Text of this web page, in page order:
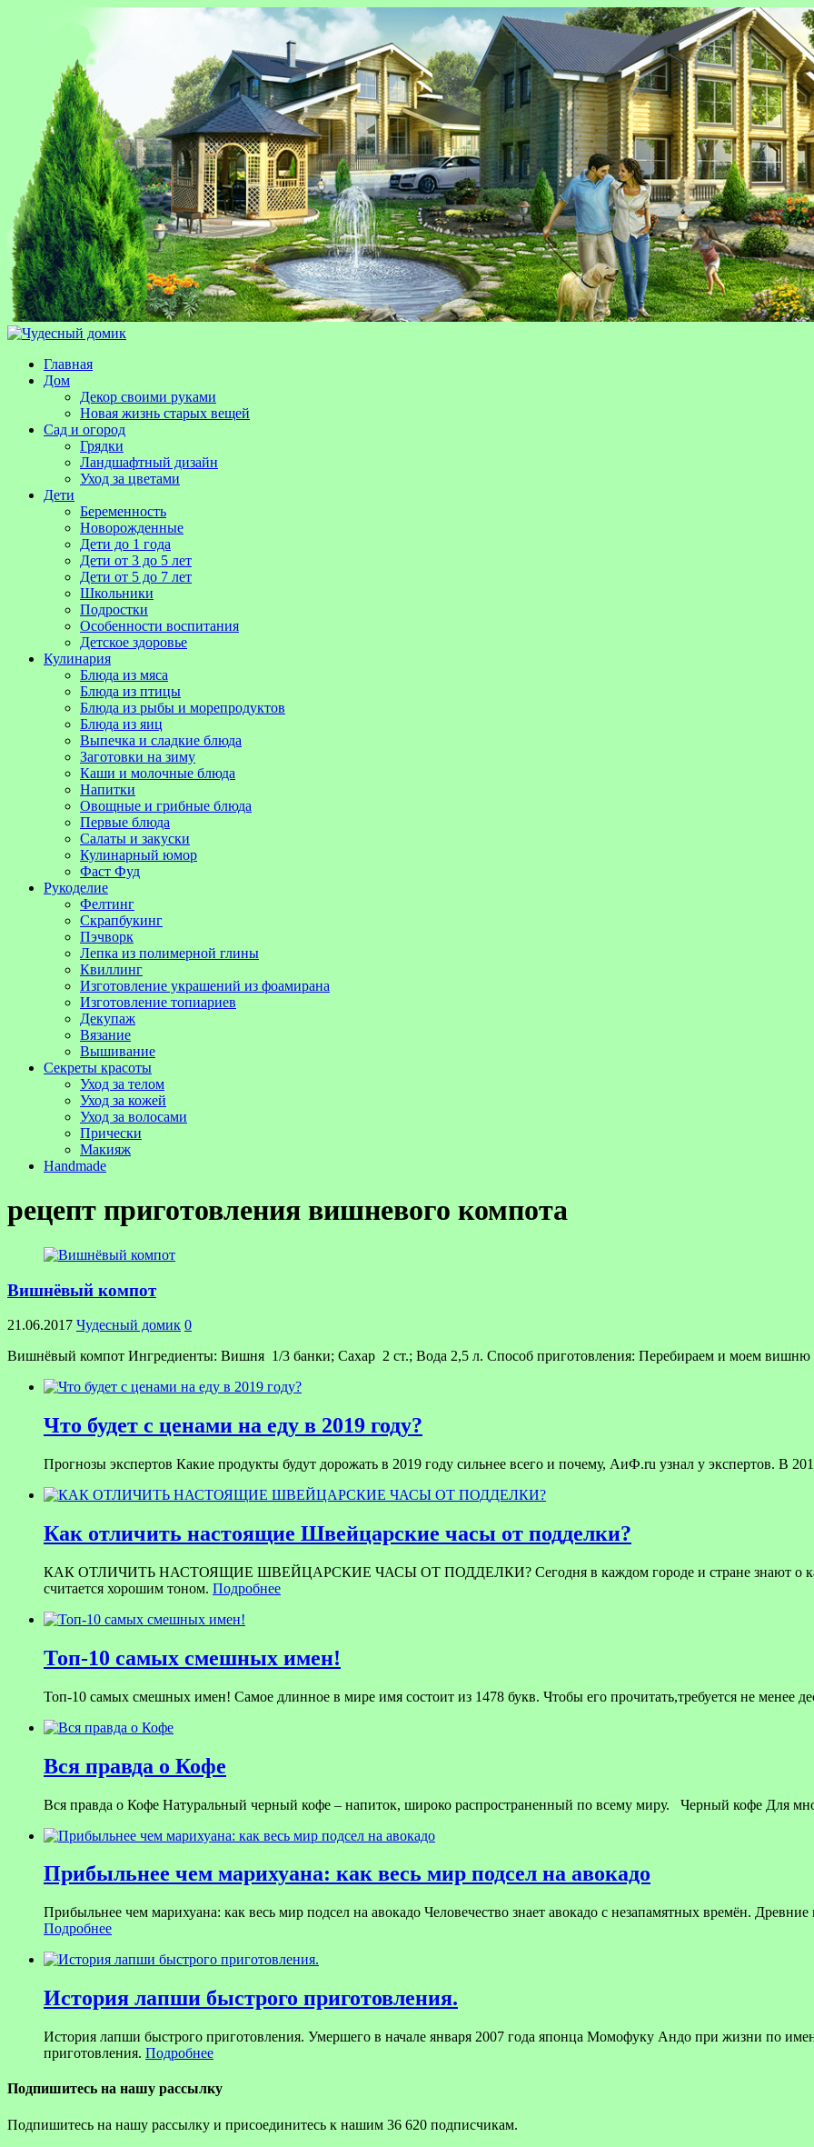
Главная
Дом
Декор своими руками
Новая жизнь старых вещей
Сад и огород
Грядки
Ландшафтный дизайн
Уход за цветами
Дети
Беременность
Новорожденные
Дети до 1 года
Дети от 3 до 5 лет
Дети от 5 до 7 лет
Школьники
Подростки
Особенности воспитания
Детское здоровье
Кулинария
Блюда из мяса
Блюда из птицы
Блюда из рыбы и морепродуктов
Блюда из яиц
Выпечка и сладкие блюда
Заготовки на зиму
Каши и молочные блюда
Напитки
Овощные и грибные блюда
Первые блюда
Салаты и закуски
Кулинарный юмор
Фаст Фуд
Рукоделие
Фелтинг
Скрапбукинг
Пэчворк
Лепка из полимерной глины
Квиллинг
Изготовление украшений из фоамирана
Изготовление топиариев
Декупаж
Вязание
Вышивание
Секреты красоты
Уход за телом
Уход за кожей
Уход за волосами
Прически
Макияж
Handmade
рецепт приготовления вишневого компота
Вишнёвый компот
21.06.2017 Чудесный домик 0
Вишнёвый компот Ингредиенты: Вишня 1/3 банки; Сахар 2 ст.; Вода 2,5 л. Способ приготовления: Перебираем и моем
Что будет с ценами на еду в 2019 году?
Прогнозы экспертов Какие продукты будут дорожать в 2019 году сильнее всего и почему, АиФ.ru узнал у экспертов. В
Как отличить настоящие Швейцарские часы от подделки?
КАК ОТЛИЧИТЬ НАСТОЯЩИЕ ШВЕЙЦАРСКИЕ ЧАСЫ ОТ ПОДДЕЛКИ? Сегодня в каждом городе и стране знают о
считается хорошим тоном. Подробнее
Топ-10 самых смешных имен!
Топ-10 самых смешных имен! Самое длинное в мире имя состоит из 1478 букв. Чтобы его прочитать,требуется не менее
Вся правда о Кофе
Вся правда о Кофе Натуральный черный кофе – напиток, широко распространенный по всему миру. Черный кофе Для
Прибыльнее чем марихуана: как весь мир подсел на авокадо
Прибыльнее чем марихуана: как весь мир подсел на авокадо Человечество знает авокадо с незапамятных времён.
Подробнее
История лапши быстрого приготовления.
История лапши быстрого приготовления. Умершего в начале января 2007 года японца Момофуку Андо при жизни по
приготовления. Подробнее
Подпишитесь на нашу рассылку
Подпишитесь на нашу рассылку и присоединитесь к нашим 36 620 подписчикам.